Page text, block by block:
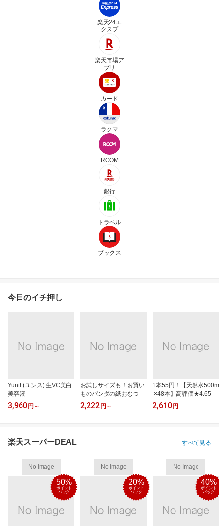
楽天24エ
クスプ
楽天市場ア
プリ
カード
ラクマ
ROOM
銀行
トラベル
ブックス
今日のイチ押し
Yunth(ユンス) 生VC美白
美容液
3,960 円 ～
お試しサイズも！お買い
ものパンダの紙おむつ
2,222 円 ～
1本55円！【天然水500m
l×48本】高評価★4.65
2,610 円
楽天スーパーDEAL すべて見る
No Image
50%
ポイント
バック
No Image
20%
ポイント
バック
No Image
40%
ポイント
バック